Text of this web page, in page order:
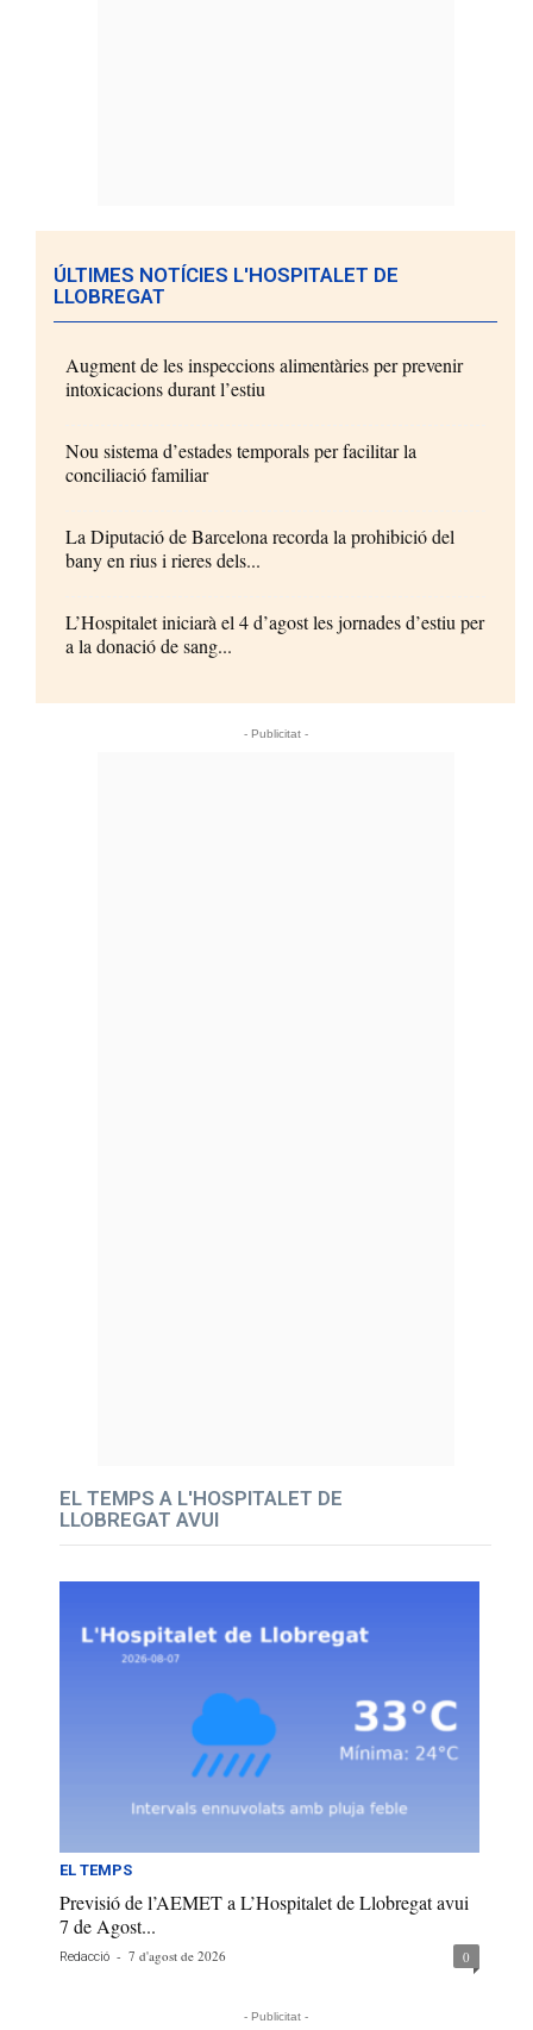
ÚLTIMES NOTÍCIES L'HOSPITALET DE
LLOBREGAT
Augment de les inspeccions alimentàries per prevenir
intoxicacions durant l’estiu
Nou sistema d’estades temporals per facilitar la
conciliació familiar
La Diputació de Barcelona recorda la prohibició del
bany en rius i rieres dels...
L’Hospitalet iniciarà el 4 d’agost les jornades d’estiu per
a la donació de sang...
- Publicitat -
EL TEMPS A L'HOSPITALET DE
LLOBREGAT AVUI
EL TEMPS
Previsió de l’AEMET a L’Hospitalet de Llobregat avui
7 de Agost...
Redacció - 7 d'agost de 2026 0
- Publicitat -